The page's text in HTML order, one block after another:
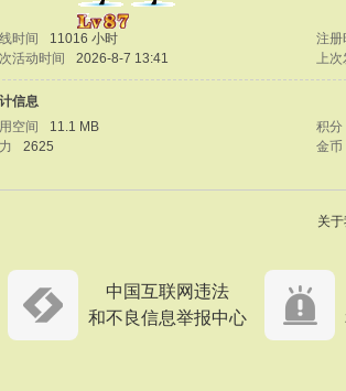
时间 11016 小时
注册
活动时间
2026-8-7 13:41 上次
信息
空间
11.1 MB
积分
2625 金币
关
中国互联网违法
和不良信息举报中心